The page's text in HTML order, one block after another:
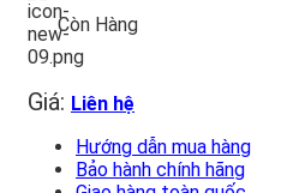
Còn Hàng
Giá: Liên hệ
Hướng dẫn mua hàng
Bảo hành chính hãng